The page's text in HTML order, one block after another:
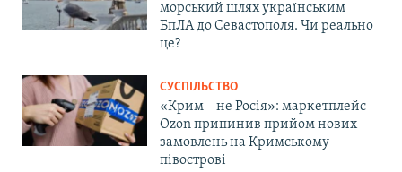
морський шлях українським
БпЛА до Севастополя. Чи реально
це?
СУСПІЛЬСТВО
«Крим – не Росія»: маркетплейс
Ozon припинив прийом нових
замовлень на Кримському
півострові